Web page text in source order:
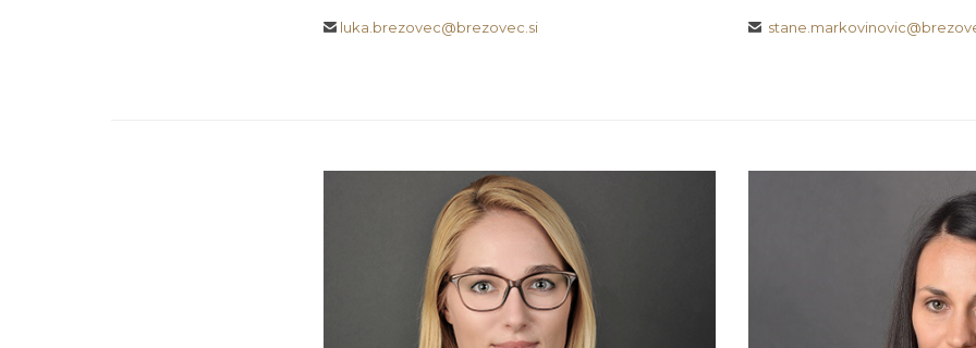
 luka.brezovec@brezovec.si 